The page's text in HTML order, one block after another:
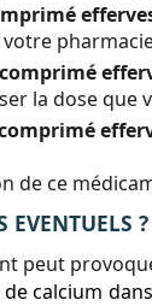
comprimé
la dose que
comprimé
de ce
EVENTUELS ?
peut
calcium